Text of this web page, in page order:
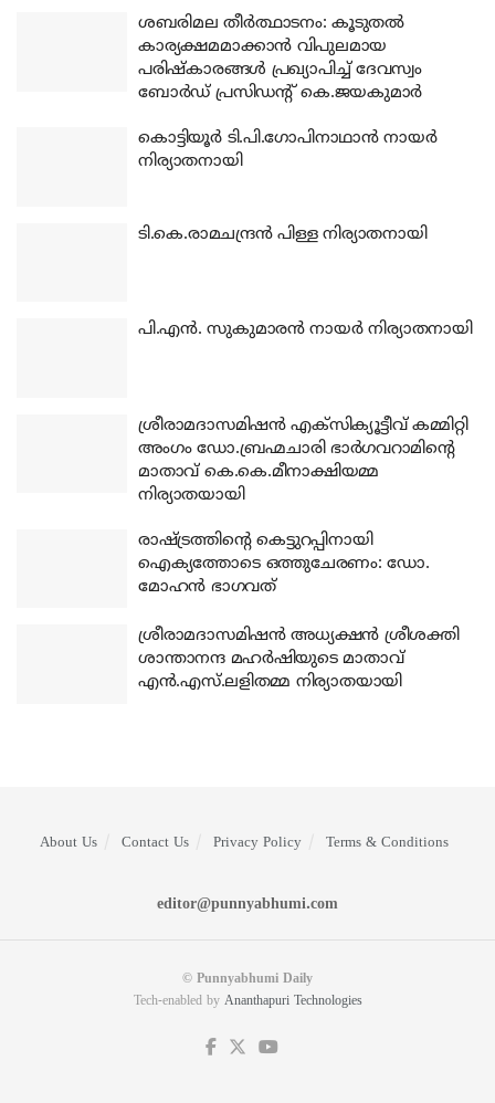
ശബരിമല തീര്‍ത്ഥാടനം: കൂടുതല്‍
കാര്യക്ഷമമാക്കാന്‍ വിപുലമായ
പരിഷ്‌കാരങ്ങള്‍ പ്രഖ്യാപിച്ച് ദേവസ്വം
ബോര്‍ഡ് പ്രസിഡന്റ് കെ.ജയകുമാര്‍
കൊട്ടിയൂര്‍ ടി.പി.ഗോപിനാഥാന്‍ നായര്‍
നിര്യാതനായി
ടി.കെ.രാമചന്ദ്രന്‍ പിള്ള നിര്യാതനായി
പി.എന്‍. സുകുമാരന്‍ നായര്‍ നിര്യാതനായി
ശ്രീരാമദാസമിഷന്‍ എക്‌സിക്യൂട്ടീവ് കമ്മിറ്റി
അംഗം ഡോ.ബ്രഹ്മചാരി ഭാര്‍ഗവറാമിന്റെ
മാതാവ് കെ.കെ.മീനാക്ഷിയമ്മ
നിര്യാതയായി
രാഷ്ട്രത്തിന്റെ കെട്ടുറപ്പിനായി
ഐക്യത്തോടെ ഒത്തുചേരണം: ഡോ.
മോഹന്‍ ഭാഗവത്
ശ്രീരാമദാസമിഷന്‍ അധ്യക്ഷന്‍ ശ്രീശക്തി
ശാന്താനന്ദ മഹര്‍ഷിയുടെ മാതാവ്
എന്‍.എസ്.ലളിതമ്മ നിര്യാതയായി
About Us Contact Us Privacy Policy Terms & Conditions
editor@punnyabhumi.com
© Punnyabhumi Daily
Tech-enabled by Ananthapuri Technologies